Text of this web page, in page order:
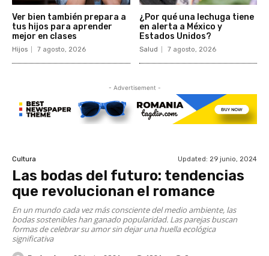
Ver bien también prepara a
tus hijos para aprender
mejor en clases
Hijos 7 agosto, 2026
¿Por qué una lechuga tiene
en alerta a México y
Estados Unidos?
Salud 7 agosto, 2026
- Advertisement -